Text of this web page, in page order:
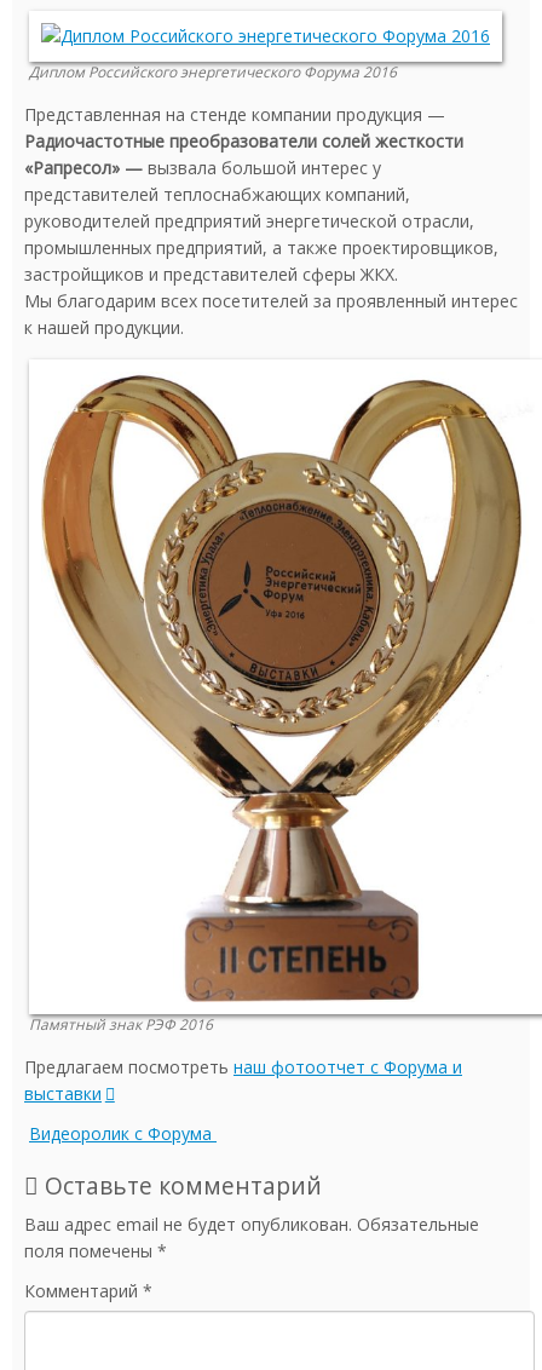
Диплом Российского энергетического Форума 2016
Представленная на стенде компании продукция —
Радиочастотные преобразователи солей жесткости
«Рапресол» — вызвала большой интерес у
представителей теплоснабжающих компаний,
руководителей предприятий энергетической отрасли,
промышленных предприятий, а также проектировщиков,
застройщиков и представителей сферы ЖКХ.
Мы благодарим всех посетителей за проявленный интерес
к нашей продукции.
Памятный знак РЭФ 2016
Предлагаем посмотреть наш фотоотчет с Форума и
выставки
Видеоролик с Форума
Оставьте комментарий
Ваш адрес email не будет опубликован. Обязательные
поля помечены *
Комментарий *